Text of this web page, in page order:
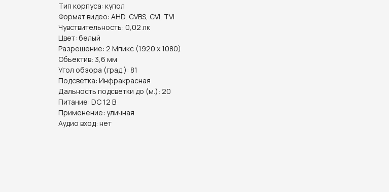
Тип корпуса: купол
Формат видео: AHD, CVBS, CVi, TVi
Чувствительность: 0,02 лк
Цвет: белый
Разрешение: 2 Мпикс (1920 х 1080)
Объектив: 3,6 мм
Угол обзора (град.): 81
Подсветка: Инфракрасная
Дальность подсветки до (м.): 20
Питание: DC 12 В
Применение: уличная
Аудио вход: нет